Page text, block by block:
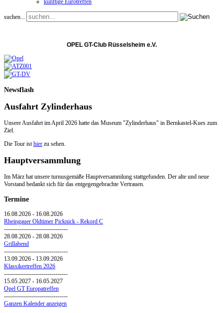
künftige Eurotreffen
suchen...
OPEL GT-Club Rüsselsheim e.V.
Newsflash
Ausfahrt Zylinderhaus
Unsere Ausfahrt im April 2026 hatte das Museum "Zylinderhaus" in Bernkastel-Kues zum
Ziel.
Die Tour isthier zu sehen.
Hauptversammlung
Im März hat unsere turnusgemäße Hauptversammlung stattgefunden. Der alte und neue
Vorstand bedankt sich für das entgegengebrachte Vertrauen.
Termine
16.08.2026 - 16.08.2026
Rheingauer Oldtimer Picknick - Rekord C
--------------------------------
28.08.2026 - 28.08.2026
Grillabend
--------------------------------
13.09.2026 - 13.09.2026
Klassikertreffen 2026
--------------------------------
15.05.2027 - 16.05.2027
Opel GT Europatreffen
--------------------------------
Ganzen Kalender anzeigen